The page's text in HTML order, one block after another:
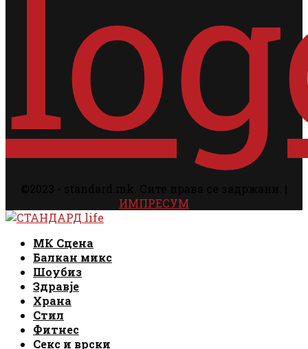
ИМПРЕСУМ
Facebook
Instagram
Email
Rss
МК Сцена
Балкан микс
Шоубиз
Здравје
Храна
Стил
Фитнес
Секс и врски